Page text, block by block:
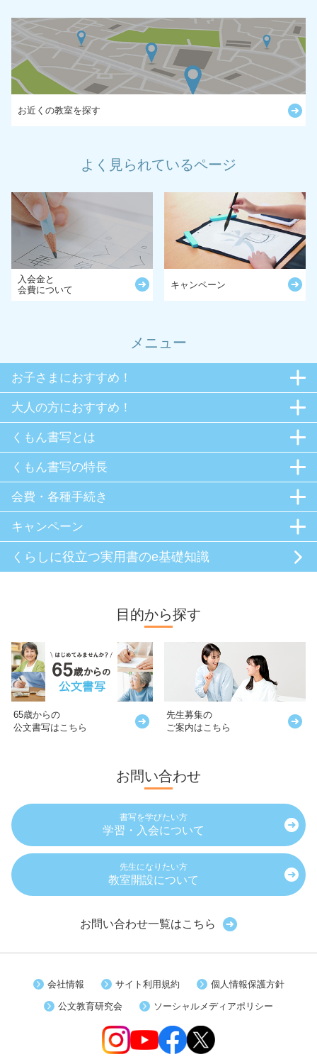
お近くの教室を探す
よく見られているページ
入会金と
会費について
キャンペーン
メニュー
お子さまにおすすめ！
大人の方におすすめ！
くもん書写とは
くもん書写の特長
会費・各種手続き
キャンペーン
くらしに役立つ実用書のe基礎知識
目的から探す
65歳からの
公文書写はこちら
先生募集の
ご案内はこちら
お問い合わせ
書写を学びたい方
学習・入会について
先生になりたい方
教室開設について
お問い合わせ一覧はこちら
会社情報 サイト利用規約 個人情報保護方針
公文教育研究会 ソーシャルメディアポリシー